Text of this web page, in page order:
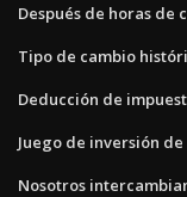
Después de horas
Tipo de cambio
Deducción de
Juego de inversión
Nosotros